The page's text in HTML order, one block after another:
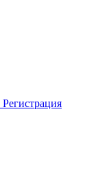
Регистрация